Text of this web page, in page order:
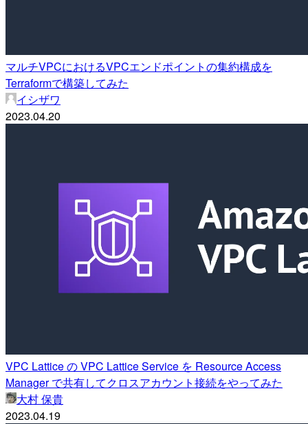
マルチVPCにおけるVPCエンドポイントの集約構成を
Terraformで構築してみた
イシザワ
2023.04.20
VPC Lattice の VPC Lattice Service を Resource Access
Manager で共有してクロスアカウント接続をやってみた
大村 保貴
2023.04.19